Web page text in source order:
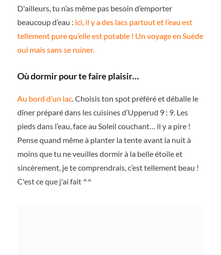
D'ailleurs, tu n’as même pas besoin d’emporter
beaucoup d’eau : ici, il y a des lacs partout et l’eau est
tellement pure qu’elle est potable ! Un voyage en Suède
oui mais sans se ruiner.
Où dormir pour te faire plaisir…
Au bord d’un lac. Choisis ton spot préféré et déballe le
dîner préparé dans les cuisines d’Upperud 9 : 9. Les
pieds dans l’eau, face au Soleil couchant… il y a pire !
Pense quand même à planter la tente avant la nuit à
moins que tu ne veuilles dormir à la belle étoile et
sincèrement, je te comprendrais, c’est tellement beau !
C'est ce que j'ai fait ^^